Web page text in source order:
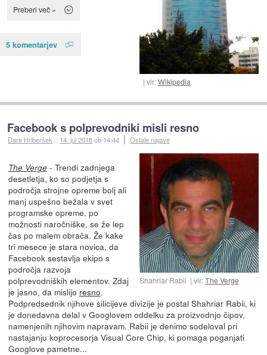
vir:Wikipedia
Preberi več »
5 komentarjev
Facebook s polprevodniki misli resno
Dare Hriberšek :: 14. jul 2018ob 14:44 Ostale najave
Shahriar Rabii vir:The Verge
The Verge- Trendi zadnjega
desetletja, ko so podjetja s
področja strojne opreme bolj ali
manj uspešno bežala v svet
programske opreme, po
možnosti naročniške, se že lep
čas po malem obrača. Že kake
tri mesece je stara novica, da
Facebook sestavlja ekipo s
področja razvoja
polprevodniških elementov. Zdaj
je jasno, da mislijo resno.
Podpredsednik njihove silicijeve divizije je postal Shahriar Rabii, ki
je donedavna delal v Googlovem oddelku za proizvodnjo čipov,
namenjenih njihovim napravam. Rabii je denimo sodeloval pri
nastajanju koprocesorja Visual Core Chip, ki pomaga poganjati
Googlove pametne...